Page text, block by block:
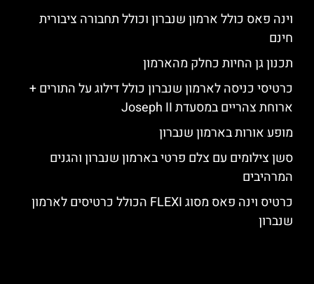
וינה פאס כולל ארמון שנברון וכולל תחבורה ציבורית
חינם
תכנון גן החיות כחלק מהארמון
כרטיסי כניסה לארמון שנברון כולל דילוג על התורים +
ארוחת צהריים במסעדת Joseph II
מופע אורות בארמון שנברון
סשן צילומים עם צלם פרטי בארמון שנברון והגנים
המרהיבים
כרטיס וינה פאס מסוג FLEXI הכולל כרטיסים לארמון
שנברון